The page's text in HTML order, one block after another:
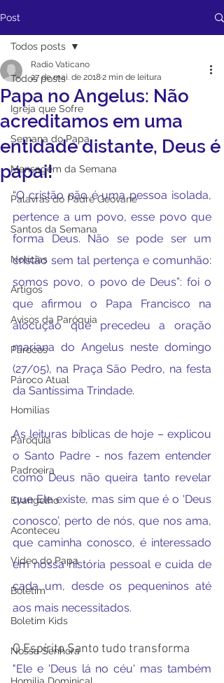
Post
Todos posts
Igreja que Sofre
Semana do Papa
Mensagem da Semana
Palavras do Padre Geovane
Santos da Semana
Notícias
Artigos
Avisos da Paróquia
Párocos
Pároco Atual
Homilias
Paróquia
Padroeira
Evangelho
Aconteceu
Video do Papa
Boletim
Boletim Kids
Nossa Senhora
Todos posts
Papa no Angelus: Não
acreditamos em uma
entidade distante, Deus é
papai!
Radio Vaticano
27 de mai. de 20182 min de leitura
“O cristão não é uma pessoa isolada,
pertence a um povo, esse povo que
forma Deus. Não se pode ser um
cristão sem tal pertença e comunhão:
somos povo, o povo de Deus”: foi o
que afirmou o Papa Francisco na
alocução que precedeu a oração
mariana do Angelus neste domingo
(27/05), na Praça São Pedro, na festa
da Santíssima Trindade.
As leituras bíblicas de hoje – explicou
o Santo Padre - nos fazem entender
como Deus não queira tanto revelar
que Ele existe, mas sim que é o 'Deus
conosco’, perto de nós, que nos ama,
que caminha conosco, é interessado
em nossa história pessoal e cuida de
cada um, desde os pequeninos até
aos mais necessitados.
O Espírito Santo tudo transforma
"Ele e 'Deus lá no céu' mas também